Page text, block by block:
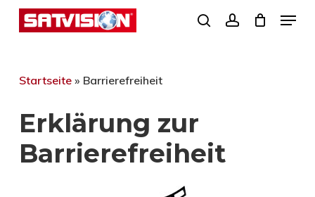
Skip
content
search
Menu
Startseite» Barrierefreiheit
Erklärung zur
Barrierefreiheit